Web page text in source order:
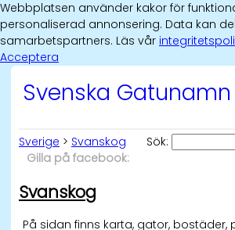
Webbplatsen använder kakor för
personaliserad annonsering. Data kan
samarbetspartners. Läs vår
Acceptera
Svenska Gatunamn
Sverige > Svanskog
Sök:
Gilla på facebook:
Svanskog
På sidan finns karta, gator, bostäder,